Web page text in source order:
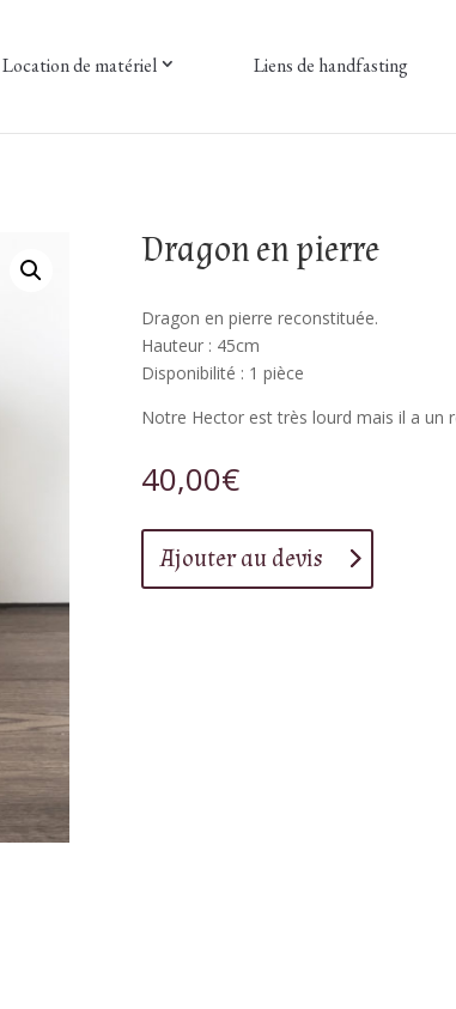
Location de matériel Liens de handfasting
Dragon en pierre
Dragon en pierre reconstituée.
Hauteur : 45cm
Disponibilité : 1 pièce
Notre Hector est très lourd mais il a un
40,00€
Ajouter au devis